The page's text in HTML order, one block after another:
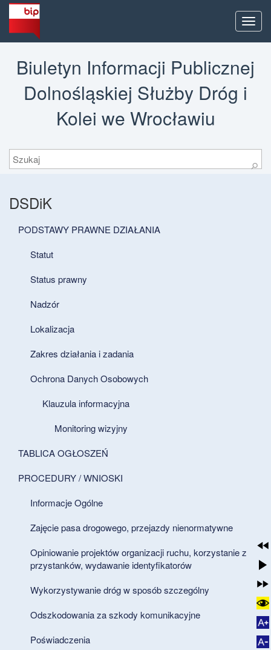
Menu
Biuletyn Informacji Publicznej
Dolnośląskiej Służby Dróg i
Kolei we Wrocławiu
Szukaj
⚲
DSDiK
PODSTAWY PRAWNE DZIAŁANIA
Statut
Status prawny
Nadzór
Lokalizacja
Zakres działania i zadania
Ochrona Danych Osobowych
Klauzula informacyjna
Monitoring wizyjny
TABLICA OGŁOSZEŃ
PROCEDURY / WNIOSKI
Informacje Ogólne
Zajęcie pasa drogowego, przejazdy nienormatywne
Opiniowanie projektów organizacji ruchu, korzystanie z
przystanków, wydawanie identyfikatorów
Wykorzystywanie dróg w sposób szczególny
Odszkodowania za szkody komunikacyjne
Poświadczenia